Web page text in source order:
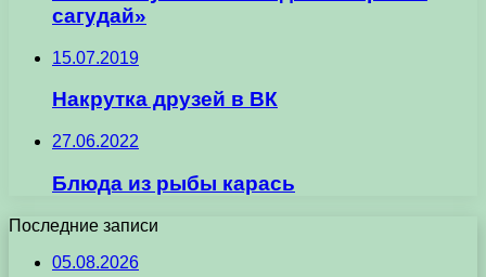
сагудай»
15.07.2019
Накрутка друзей в ВК
27.06.2022
Блюда из рыбы карась
Последние записи
05.08.2026